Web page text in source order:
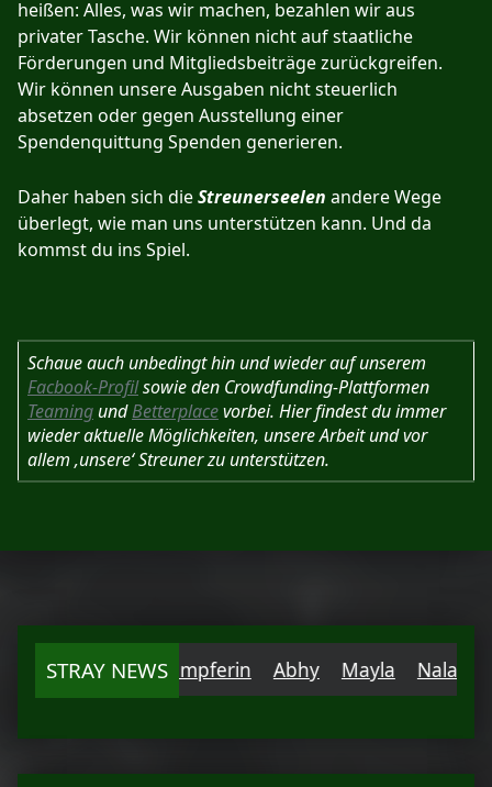
heißen: Alles, was wir machen, bezahlen wir aus
privater Tasche. Wir können nicht auf staatliche
Förderungen und Mitgliedsbeiträge zurückgreifen.
Wir können unsere Ausgaben nicht steuerlich
absetzen oder gegen Ausstellung einer
Spendenquittung Spenden generieren.
Daher haben sich dieStreunerseelen andere Wege
überlegt, wie man uns unterstützen kann. Und da
kommst du ins Spiel.
Schaue auch unbedingt hin und wieder auf unserem
Facbook-Profilsowie den Crowdfunding-Plattformen
TeamingundBetterplacevorbei. Hier findest du immer
wieder aktuelle Möglichkeiten, unsere Arbeit und vor
allem ‚unsere‘ Streuner zu unterstützen.
STRAY NEWS
Einzelkämpferin Abhy Mayla Nalani